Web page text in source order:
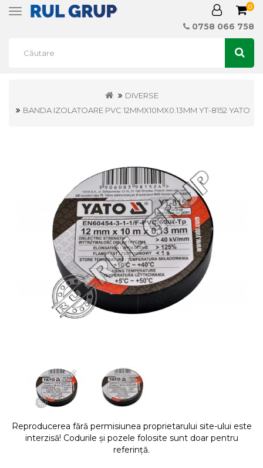
Toggle
0
0758 066 758
DIVERSE
BANDA IZOLATOARE PVC 12MMX10MX0.13MM YT-8152 YATO
Reproducerea fără permisiunea proprietarului site-ului este
interzisă! Codurile și pozele folosite sunt doar pentru
referință.